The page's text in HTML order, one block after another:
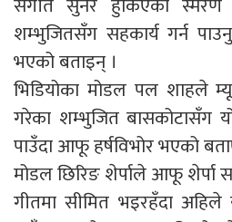
शम्भुजितसँग सहकार्य गर्न
भएको बताइन् ।
भिडियोका मोडल पल शाहले
गरेका शम्भुजित बासकोटासँग
पाउँदा आफू हर्षविभोर भएको
मोडल छिरिङ शेर्पाले आफू शेर्पा
गीतमा सीमित भइरहँदा अहिले